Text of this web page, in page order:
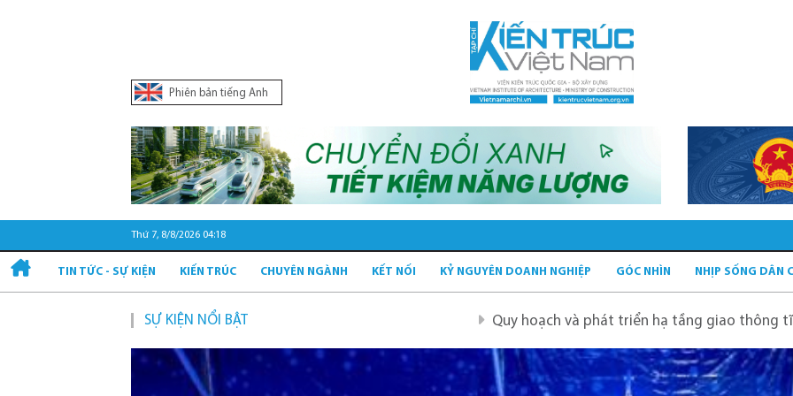
Phiên bản tiếng Anh
Thứ 7, 8/8/2026 04:18
TIN TỨC - SỰ KIỆN KIẾN TRÚC CHUYÊN NGÀNH KẾT NỐI KỶ NGUYÊN DOANH NGHIỆP GÓC NHÌN NHỊP SỐNG DÂN
SỰ KIỆN NỔI BẬT Quy hoạch và phát triển hạ tầng giao thông tĩnh xanh